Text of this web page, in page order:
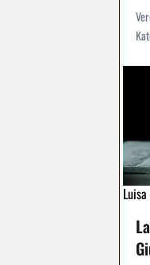
Luisa